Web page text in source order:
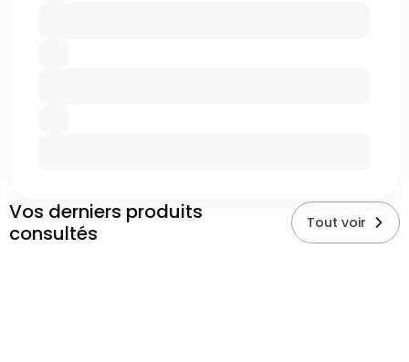
Vos derniers produits
consultés
Tout voir